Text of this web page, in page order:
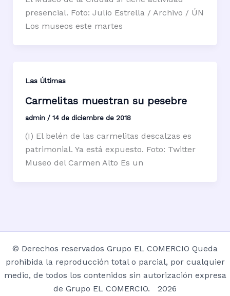
presencial. Foto: Julio Estrella / Archivo / ÚN
Los museos este martes
Las Últimas
Carmelitas muestran su pesebre
admin / 14 de diciembre de 2018
(I) El belén de las carmelitas descalzas es
patrimonial. Ya está expuesto. Foto: Twitter
Museo del Carmen Alto Es un
© Derechos reservados Grupo EL COMERCIO Queda
prohibida la reproducción total o parcial, por cualquier
medio, de todos los contenidos sin autorización expresa
de Grupo EL COMERCIO. 2026